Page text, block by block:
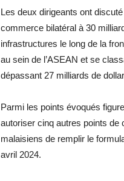
Les deux dirigeants ont discuté
commerce bilatéral à 30
infrastructures le long de la
au sein de l’ASEAN et se
dépassant 27 milliards de
Parmi les points évoqués
autoriser cinq autres points de
malaisiens de remplir le
avril 2024.